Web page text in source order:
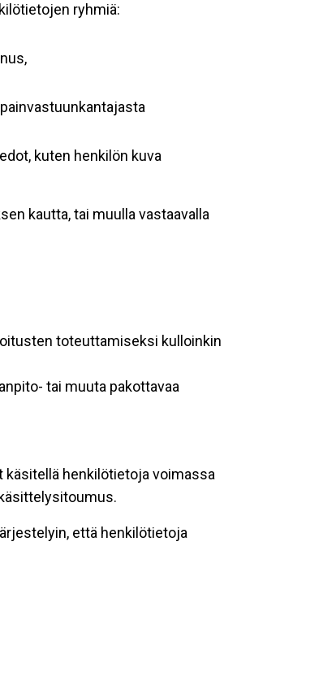
ryhmiä:
kuten henkilön kuva
kautta, tai muulla vastaavalla
toteuttamiseksi kulloinkin
tai muuta pakottavaa
henkilötietoja voimassa
että henkilötietoja